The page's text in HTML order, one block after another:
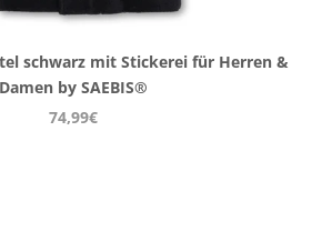
schwarz mit Stickerei für Herren &
Damen by SAEBIS®
74,99€